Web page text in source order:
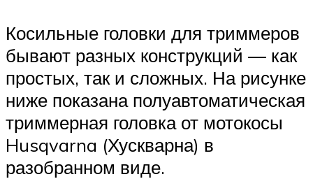
Косильные головки для триммеров
бывают разных конструкций — как
простых, так и сложных. На рисунке
ниже показана полуавтоматическая
триммерная головка от мотокосы
Husqvarna (Хускварна) в
разобранном виде.